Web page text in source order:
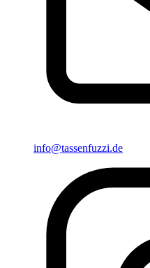
info@tassenfuzzi.de